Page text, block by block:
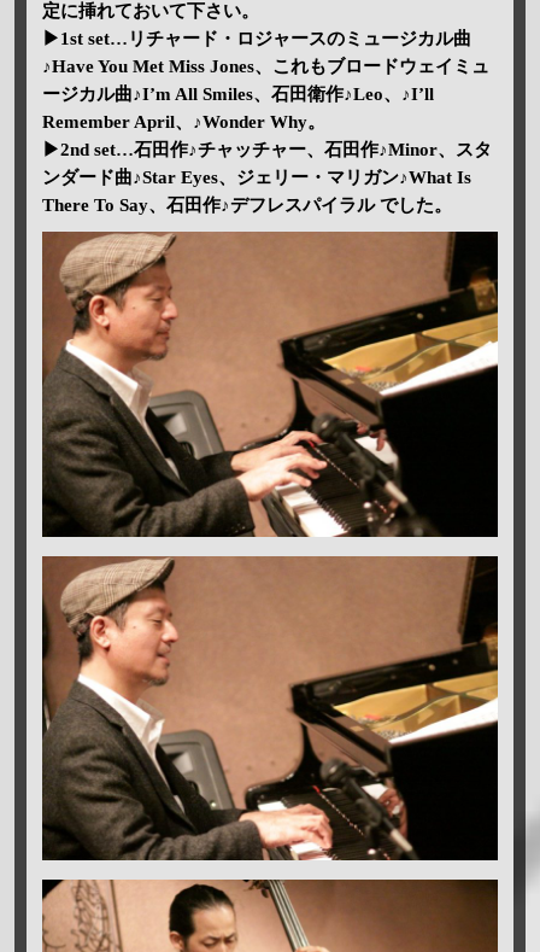
定に挿れておいて下さい。
▶1st set…リチャード・ロジャースのミュージカル曲
♪Have You Met Miss Jones、これもブロードウェイミュ
ージカル曲♪I’m All Smiles、石田衛作♪Leo、♪I’ll
Remember April、♪Wonder Why。
▶2nd set…石田作♪チャッチャー、石田作♪Minor、スタ
ンダード曲♪Star Eyes、ジェリー・マリガン♪What Is
There To Say、石田作♪デフレスパイラル でした。